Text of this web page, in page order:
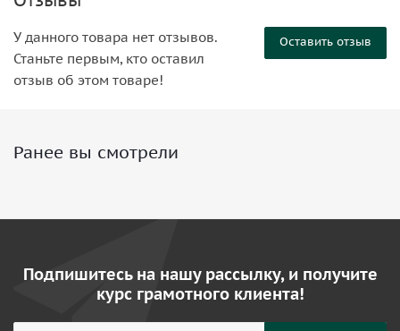
Оставить отзыв
У данного товара нет отзывов.
Станьте первым, кто оставил
отзыв об этом товаре!
Ранее вы смотрели
Подпишитесь на нашу рассылку, и получите
курс грамотного клиента!